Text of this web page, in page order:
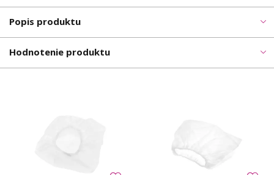
Popis produktu
Hodnotenie produktu